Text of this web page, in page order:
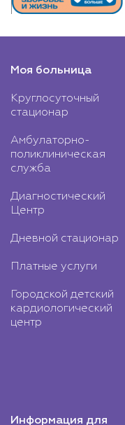
Моя больница
Круглосуточный
стационар
Амбулаторно-
поликлиническая
служба
Диагностический
Центр
Дневной стационар
Платные услуги
Городской детский
кардиологический
центр
Информация для